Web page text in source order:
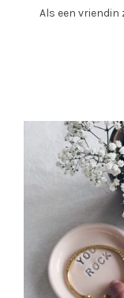
Als een